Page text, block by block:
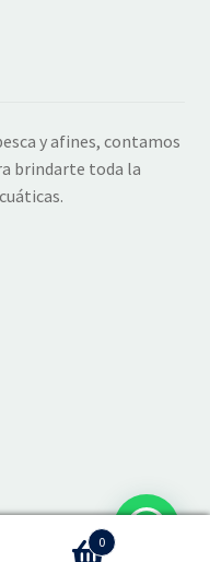
y afines, contamos
brindarte toda la
0